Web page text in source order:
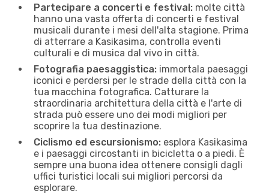
Partecipare a concerti e festival: molte città
hanno una vasta offerta di concerti e festival
musicali durante i mesi dell'alta stagione. Prima
di atterrare a Kasikasima, controlla eventi
culturali e di musica dal vivo in città.
Fotografia paesaggistica: immortala paesaggi
iconici e perdersi per le strade della città con la
tua macchina fotografica. Catturare la
straordinaria architettura della città e l'arte di
strada può essere uno dei modi migliori per
scoprire la tua destinazione.
Ciclismo ed escursionismo: esplora Kasikasima
e i paesaggi circostanti in bicicletta o a piedi. È
sempre una buona idea ottenere consigli dagli
uffici turistici locali sui migliori percorsi da
esplorare.